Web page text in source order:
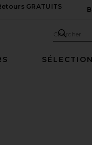
GRATUITS